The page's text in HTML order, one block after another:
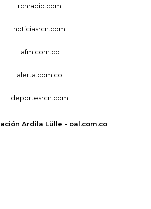
rcnradio.com
noticiasrcn.com
lafm.com.co
alerta.com.co
deportesrcn.com
Ardila Lülle - oal.com.co